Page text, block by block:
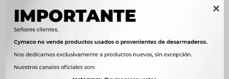

Métodos y costos de envío
Características
OEM R-0177